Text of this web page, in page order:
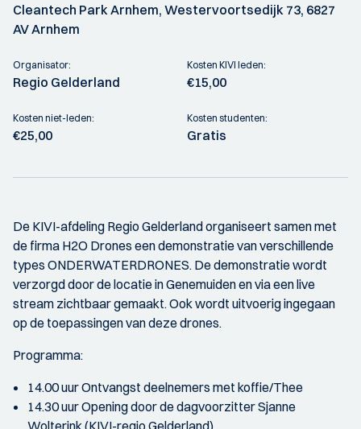
Cleantech Park Arnhem, Westervoortsedijk 73, 6827
AV Arnhem
Organisator:
Regio Gelderland
Kosten KIVI leden:
€15,00
Kosten niet-leden:
€25,00
Kosten studenten:
Gratis
De KIVI-afdeling Regio Gelderland organiseert samen met
de firma H2O Drones een demonstratie van verschillende
types ONDERWATERDRONES. De demonstratie wordt
verzorgd door de locatie in Genemuiden en via een live
stream zichtbaar gemaakt. Ook wordt uitvoerig ingegaan
op de toepassingen van deze drones.
Programma:
14.00 uur Ontvangst deelnemers met koffie/Thee
14.30 uur Opening door de dagvoorzitter Sjanne
Wolterink (KIVI-regio Gelderland)